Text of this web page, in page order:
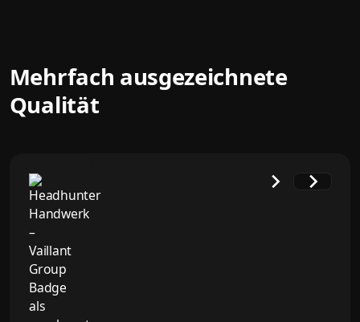
Mehrfach ausgezeichnete
Qualität